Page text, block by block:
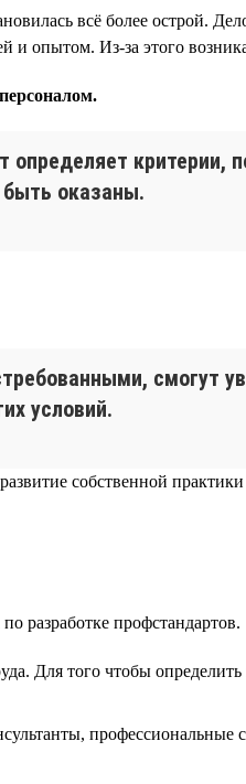
всё более острой.
и опытом. Из-за этого
критерии,
быть оказаны.
смогут
условий.
собственной
разработке профстандартов.
Для того чтобы
профессиональные